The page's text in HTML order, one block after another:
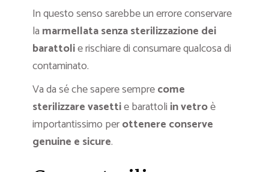
In questo senso sarebbe un errore conservare
la marmellata senza sterilizzazione dei
barattolie rischiare di consumare qualcosa di
contaminato.
Va da sé che sapere semprecome
sterilizzare vasettie barattoli in vetroè
importantissimo perottenere conserve
genuine e sicure.